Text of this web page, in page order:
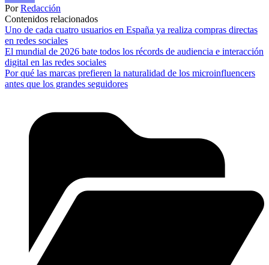
PorRedacción
Contenidos relacionados
Uno de cada cuatro usuarios en España ya realiza compras directas
en redes sociales
El mundial de 2026 bate todos los récords de audiencia e interacción
digital en las redes sociales
Por qué las marcas prefieren la naturalidad de los microinfluencers
antes que los grandes seguidores